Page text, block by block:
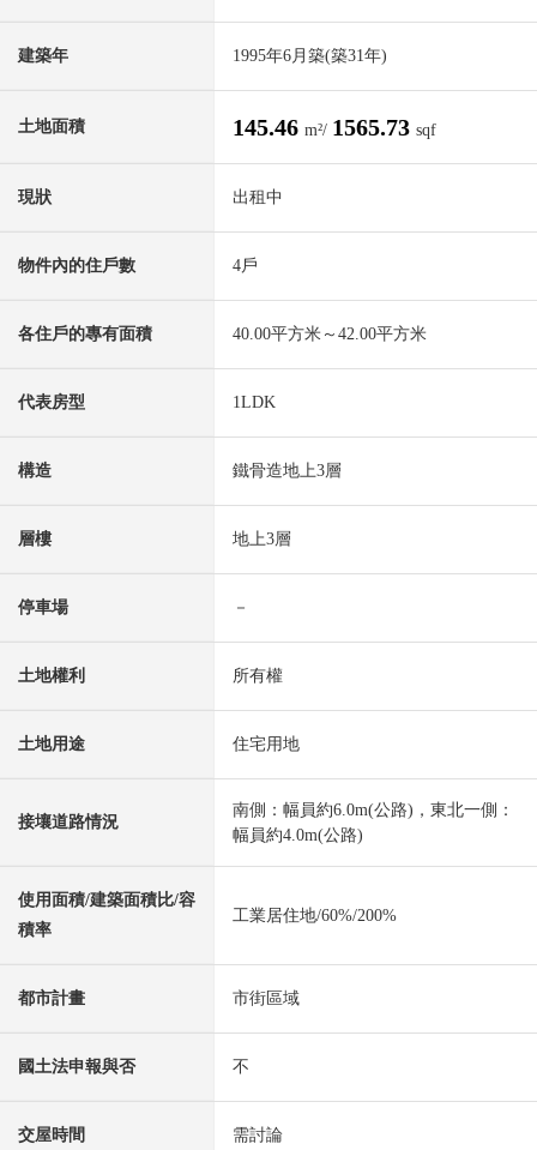
建築年 1995年6月築(築31年)
土地面積 145.46 m²/ 1565.73 sqf
現狀 出租中
物件內的住戶數 4戶
各住戶的專有面積 40.00平方米～42.00平方米
代表房型 1LDK
構造 鐵骨造地上3層
層樓 地上3層
停車場 －
土地權利 所有權
土地用途 住宅用地
接壤道路情況
南側：幅員約6.0m(公路)，東北一側：
幅員約4.0m(公路)
使用面積/建築面積比/容
積率
工業居住地/60%/200%
都市計畫 市街區域
國土法申報與否 不
交屋時間 需討論